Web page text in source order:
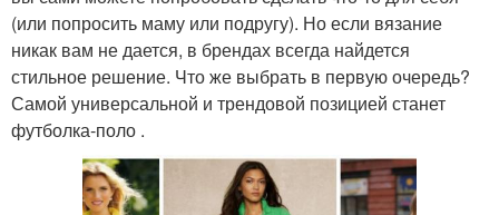
(или попросить маму или подругу). Но если вязание
никак вам не дается, в брендах всегда найдется
стильное решение. Что же выбрать в первую очередь?
Самой универсальной и трендовой позицией станет
футболка‑поло .